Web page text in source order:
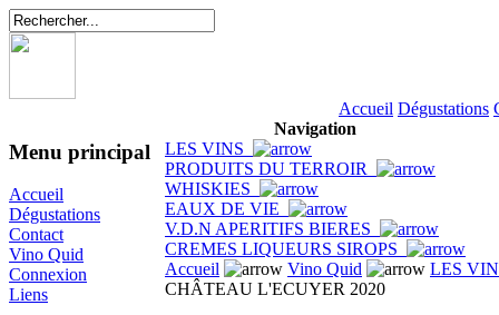
Accueil Dégustations
Menu principal
Accueil
Dégustations
Contact
Vino Quid
Connexion
Liens
Navigation
LES VINS
PRODUITS DU TERROIR
WHISKIES
EAUX DE VIE
V.D.N APERITIFS BIERES
CREMES LIQUEURS SIROPS
Accueil
Vino Quid
LES
CHÂTEAU L'ECUYER 2020